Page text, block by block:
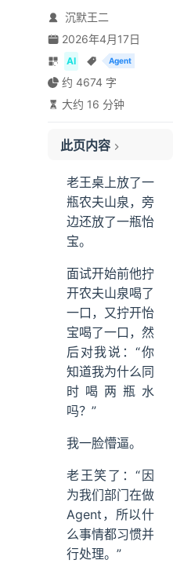
沉默王二
2026年4月17日
AI Agent
约 4674 字
大约 16 分钟
此页内容
07、Transformer 了解么
08、自注意力机制是什么
09、大模型对比
老王桌上放了一
瓶农夫山泉，旁
边还放了一瓶怡
宝。
面试开始前他拧
开农夫山泉喝了
一口，又拧开怡
宝喝了一口，然
后对我说：“你
知道我为什么同
时喝两瓶水
吗？”
我一脸懵逼。
老王笑了：“因
为我们部门在做
Agent，所以什
么事情都习惯并
行处理。”